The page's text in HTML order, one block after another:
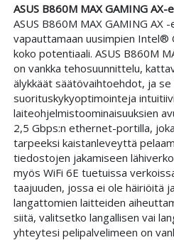
ASUS B860M MAX GAMING AX-
ASUS B860M MAX GAMING AX
vapauttamaan uusimpien
koko potentiaali. ASUS B860M
on vankka tehosuunnittelu,
älykkäät säätövaihtoehdot, ja
suorituskykyoptimointeja
laiteohjelmistoominaisuuksien
2,5 Gbps:n ethernet-portilla,
tarpeeksi kaistanleveyttä
tiedostojen jakamiseen
myös WiFi 6E tuetuissa
taajuuden, jossa ei ole häiriöitä
langattomien laitteiden
siitä, valitsetko langallisen vai
yhteytesi pelipalvelimeen on